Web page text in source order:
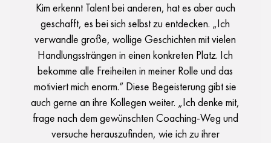
Kim erkennt Talent bei anderen, hat es aber auch
geschafft, es bei sich selbst zu entdecken. „Ich
verwandle große, wollige Geschichten mit vielen
Handlungssträngen in einen konkreten Platz. Ich
bekomme alle Freiheiten in meiner Rolle und das
motiviert mich enorm.“ Diese Begeisterung gibt sie
auch gerne an ihre Kollegen weiter. „Ich denke mit,
frage nach dem gewünschten Coaching-Weg und
versuche herauszufinden, wie ich zu ihrer